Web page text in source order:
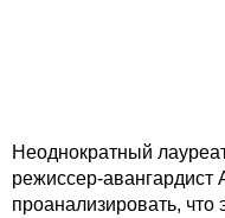
Неоднократный
режиссер-авангардист
проанализировать,